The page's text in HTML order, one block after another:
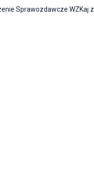
Sprawozdawcze WZKaj